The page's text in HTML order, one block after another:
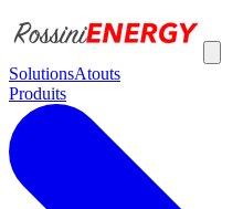
SolutionsAtouts
Produits